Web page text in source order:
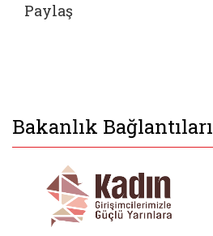
Paylaş
Bakanlık Bağlantıları